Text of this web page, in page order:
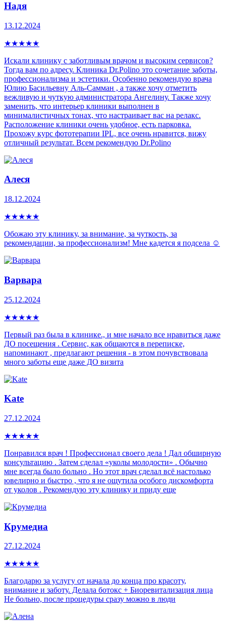
Надя
13.12.2024
★★★★★
Искали клинику с заботливым врачом и высоким сервисов?
Тогда вам по адресу. Клиника Dr.Polino это сочетание заботы,
профессионализма и эстетики. Особенно рекомендую врача
Юлию Басильевну Аль-Самман , а также хочу отметить
вежливую и чуткую администратора Ангелину. Также хочу
заменить, что интерьер клиники выполнен в
минималистичных тонах, что настраивает вас на релакс.
Расположение клиники очень удобное, есть парковка.
Прохожу курс фототерапии IPL, все очень нравится, вижу
отличный результат. Всем рекомендую Dr.Polino
Алеся
18.12.2024
★★★★★
Обожаю эту клинику, за внимание, за чуткость, за
рекомендации, за профессионализм! Мне кадется я подсела ☺️
Варвара
25.12.2024
★★★★★
Первый раз была в клинике., и мне начало все нравиться даже
ДО посещения . Сервис, как общаются в переписке,
напоминают , предлагают решения - в этом почувствовала
много заботы еще даже ДО визита
Kate
27.12.2024
★★★★★
Понравился врач ! Профессионал своего дела ! Дал обширную
консультацию . Затем сделал «уколы молодости» . Обычно
мне всегда было больно . Но этот врач сделал всё настолько
ювелирно и быстро , что я не ощутила особого дискомфорта
от уколов . Рекомендую эту клинику и приду еще
Крумедиа
27.12.2024
★★★★★
Благодарю за услугу от начала до конца про красоту,
внимание и заботу. Делала ботокс + Биоревитализация лица
Не больно, после процедуры сразу можно в люди